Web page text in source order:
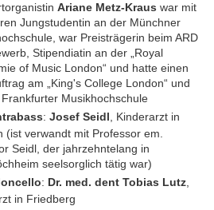
Ariane Metz-Kraus war mit
Jungstudentin an der Münchner
war Preisträgerin beim ARD
Stipendiatin an der „Royal
of Music London“ und hatte einen
am „King's College London“ und
Musikhochschule
: Josef Seidl , Kinderarzt in
(ist verwandt mit Professor em.
Seidl, der jahrzehntelang in
seelsorglich tätig war)
: Dr. med. dent Tobias Lutz
in Friedberg